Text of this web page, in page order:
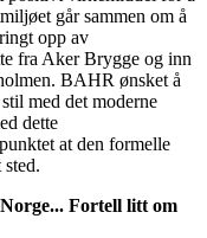
går sammen om å
opp av
fra Aker Brygge og inn
BAHR ønsket å
med det moderne
dette
at den formelle
Fortell litt om